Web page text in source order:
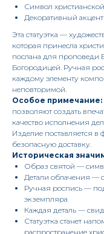
Символ
Декоративный
Эта статуэтка —
которая принесла
послана для проповеди
Богородицей. Ручная
каждому элементу
неповторимой.
Особое примечание:
позволяют создать
качество исполнения
Изделие поставляется
безопасную доставку.
Историческая
Образ святой —
Детали облачения —
Ручная роспись —
экземпляра
Каждая деталь —
Статуэтка станет
распространение